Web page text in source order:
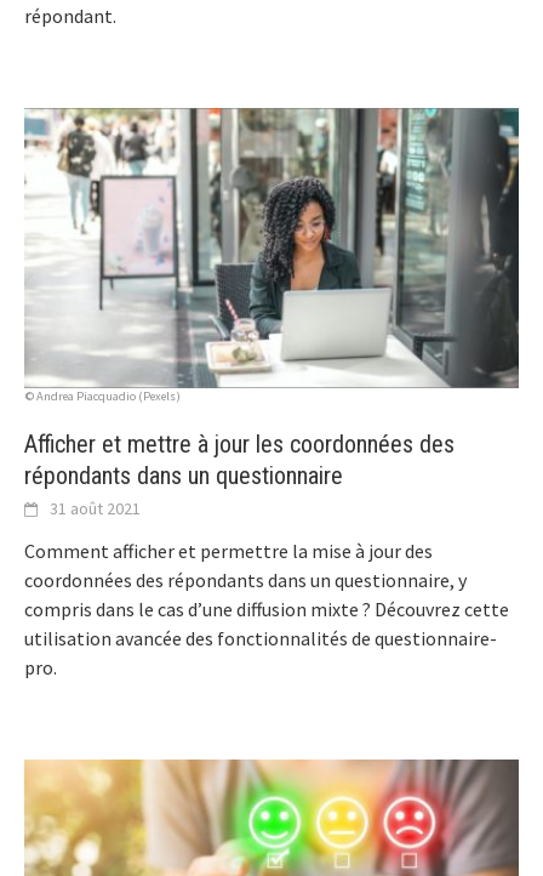
répondant.
© Andrea Piacquadio (Pexels)
Afficher et mettre à jour les coordonnées des
répondants dans un questionnaire
31 août 2021
Comment afficher et permettre la mise à jour des
coordonnées des répondants dans un questionnaire, y
compris dans le cas d’une diffusion mixte ? Découvrez cette
utilisation avancée des fonctionnalités de questionnaire-
pro.